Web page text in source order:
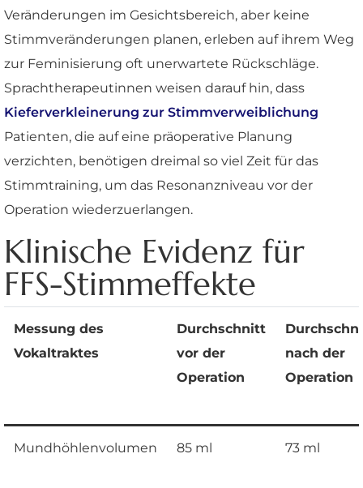
Veränderungen im Gesichtsbereich, aber keine
Stimmveränderungen planen, erleben auf ihrem Weg
zur Feminisierung oft unerwartete Rückschläge.
Sprachtherapeutinnen weisen darauf hin, dass
Kieferverkleinerung zur Stimmverweiblichung
Patienten, die auf eine präoperative Planung
verzichten, benötigen dreimal so viel Zeit für das
Stimmtraining, um das Resonanzniveau vor der
Operation wiederzuerlangen.
Klinische Evidenz für
FFS-Stimmeffekte
Messung des
Vokaltraktes
Durchschnitt
vor der
Operation
nach der
Operation
Mundhöhlenvolumen 85 ml 73 ml